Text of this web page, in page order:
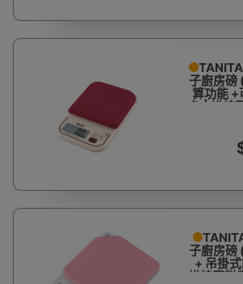
子廚房磅
算功能 +
色 | 烘焙
子廚房磅
+ 吊掛式
烘焙蛋糕